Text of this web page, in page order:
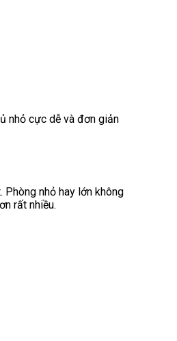
nhỏ cực dễ và đơn giản
nhỏ hay lớn không
rất nhiều.